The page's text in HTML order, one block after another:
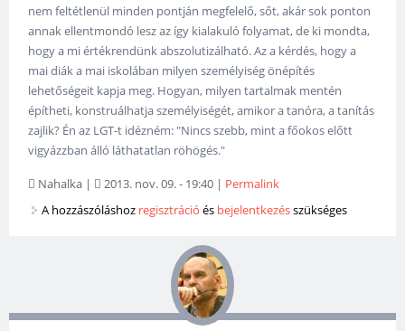
nem feltétlenül minden pontján megfelelő, sőt, akár sok ponton
annak ellentmondó lesz az így kialakuló folyamat, de ki mondta,
hogy a mi értékrendünk abszolutizálható. Az a kérdés, hogy a
mai diák a mai iskolában milyen személyiség önépítés
lehetőségeit kapja meg. Hogyan, milyen tartalmak mentén
építheti, konstruálhatja személyiségét, amikor a tanóra, a tanítás
zajlik? Én az LGT-t idézném: "Nincs szebb, mint a főokos előtt
vigyázzban álló láthatatlan röhögés."
Nahalka | 2013. nov. 09. - 19:40 | Permalink
A hozzászóláshoz regisztráció és bejelentkezésszükséges